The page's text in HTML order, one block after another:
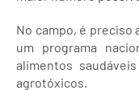
No campo, é preciso
um programa
alimentos
agrotóxicos.